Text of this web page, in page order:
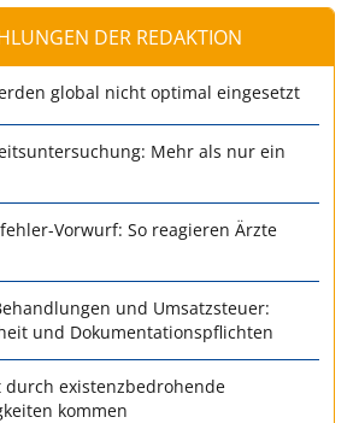
DER REDAKTION
global nicht optimal eingesetzt
Mehr als nur ein
Vorwurf: So reagieren Ärzte
und Umsatzsteuer:
und Dokumentationspflichten
durch existenzbedrohende
kommen